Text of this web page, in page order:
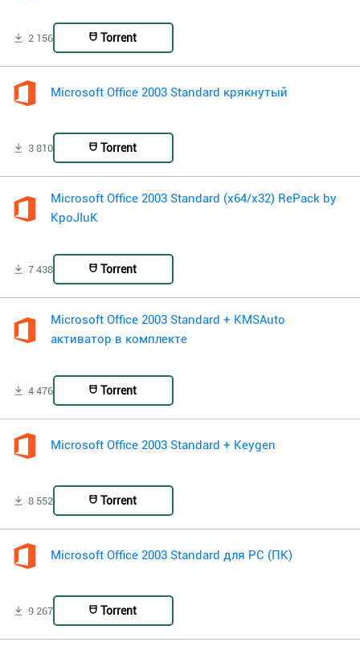
2 156 Torrent
Microsoft Office 2003 Standard крякнутый
3 810 Torrent
Microsoft Office 2003 Standard (x64/x32) RePack by
KpoJIuK
7 438 Torrent
Microsoft Office 2003 Standard + KMSAuto
активатор в комплекте
4 476 Torrent
Microsoft Office 2003 Standard + Keygen
8 552 Torrent
Microsoft Office 2003 Standard для PC (ПК)
9 267 Torrent